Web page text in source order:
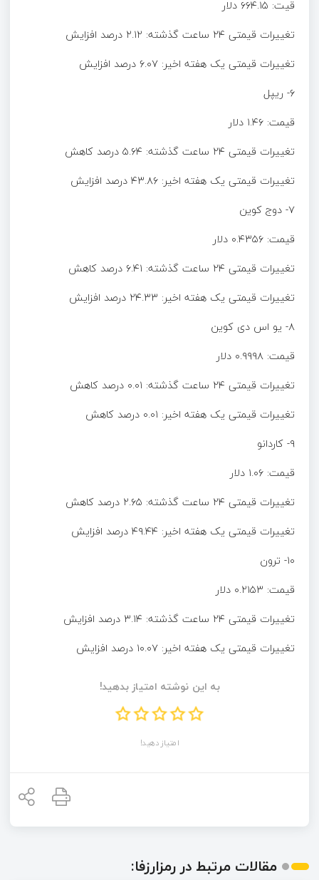
قیت: ۶۶۴.۱۵ دلار
تغییرات قیمتی ۲۴ ساعت گذشته: ۲.۱۲ درصد افزایش
تغییرات قیمتی یک هفته اخیر: ۶.۰۷ درصد افزایش
۶- ریپل
قیمت: ۱.۴۶ دلار
تغییرات قیمتی ۲۴ ساعت گذشته: ۵.۶۴ درصد کاهش
تغییرات قیمتی یک هفته اخیر: ۴۳.۸۶ درصد افزایش
۷- دوج کوین
قیمت: ۰.۴۳۵۶ دلار
تغییرات قیمتی ۲۴ ساعت گذشته: ۶.۴۱ درصد کاهش
تغییرات قیمتی یک هفته اخیر: ۲۴.۳۳ درصد افزایش
۸- یو اس دی کوین
قیمت: ۰.۹۹۹۸ دلار
تغییرات قیمتی ۲۴ ساعت گذشته: ۰.۰۱ درصد کاهش
تغییرات قیمتی یک هفته اخیر: ۰.۰۱ درصد کاهش
۹- کاردانو
قیمت: ۱.۰۶ دلار
تغییرات قیمتی ۲۴ ساعت گذشته: ۲.۶۵ درصد کاهش
تغییرات قیمتی یک هفته اخیر: ۴۹.۴۴ درصد افزایش
۱۰- ترون
قیمت: ۰.۲۱۵۳ دلار
تغییرات قیمتی ۲۴ ساعت گذشته: ۳.۱۴ درصد افزایش
تغییرات قیمتی یک هفته اخیر: ۱۰.۰۷ درصد افزایش
به این نوشته امتیاز بدهید!
امتیاز دهید!
مقالات مرتبط در رمزارزفا: